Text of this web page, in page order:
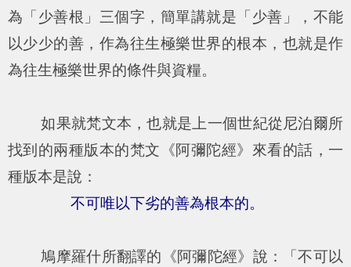
為「少善根」三個字，簡單講就是「少善」，不能
以少少的善，作為往生極樂世界的根本，也就是作
為往生極樂世界的條件與資糧。
如果就梵文本，也就是上一個世紀從尼泊爾所
找到的兩種版本的梵文《阿彌陀經》來看的話，一
種版本是說：
不可唯以下劣的善為根本的。
鳩摩羅什所翻譯的《阿彌陀經》說：「不可以